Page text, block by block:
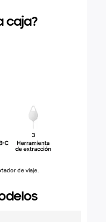
caja?
de viaje.